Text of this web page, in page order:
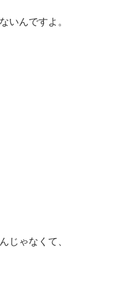
いんですよ。
じゃなくて、